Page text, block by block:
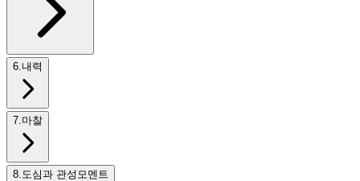
6 내력
7 마찰
8 도심과 관성모멘트